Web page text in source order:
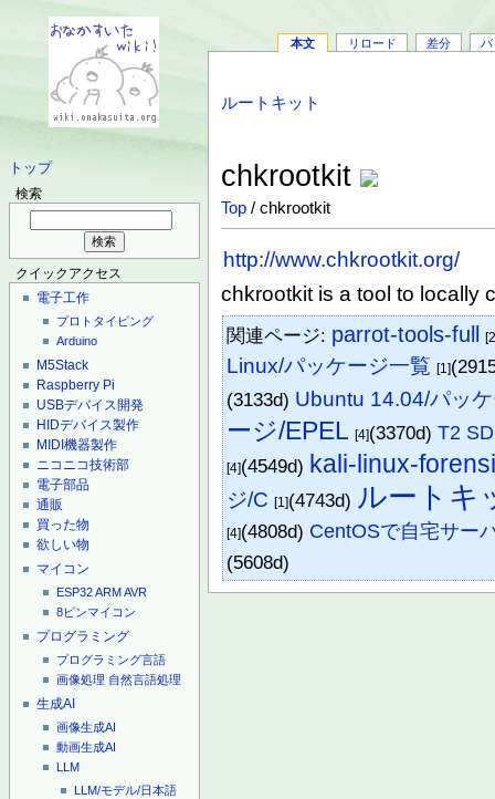
トップ
検索
クイックアクセス
電子工作
プロトタイピング
Arduino
M5Stack
Raspberry Pi
USBデバイス開発
HIDデバイス製作
MIDI機器製作
ニコニコ技術部
電子部品
通販
買った物
欲しい物
マイコン
ESP32ARMAVR
8ピンマイコン
プログラミング
プログラミング言語
画像処理 自然言語処理
生成AI
画像生成AI
動画生成AI
LLM
LLM/モデル/日本語
本文 リロード 差分 バ
ルートキット
chkrootkit
Top / chkrootkit
http://www.chkrootkit.org/
chkrootkit is a tool to locally
関連ページ: parrot-tools-full
Linux/パッケージ一覧 [1]
(3133d) Ubuntu 14.04/パッ
ージ/EPEL [4](3370d)T2
[4](4549d) kali-linux-
ジ/C [1](4743d) ルートキ
[4](4808d) CentOSで自宅サー
(5608d)